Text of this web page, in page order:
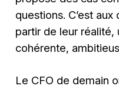
questions. C’est
partir de leur
cohérente,
Le CFO de demain